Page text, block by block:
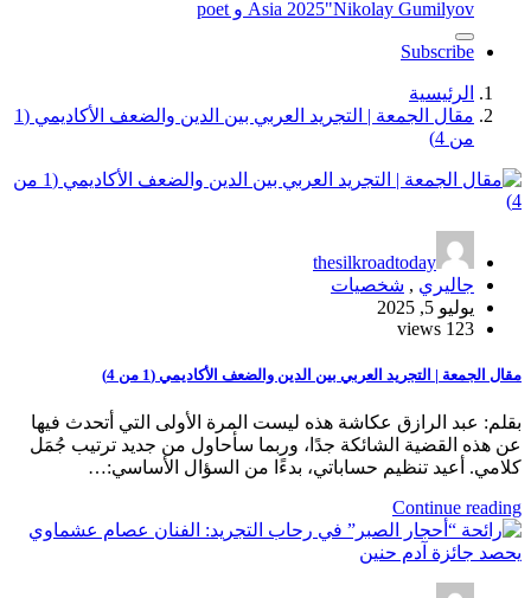
Asia 2025"Nikolay Gumilyov و poet
Subscribe
الرئيسية
مقال الجمعة | التجريد العربي بين الدين والضعف الأكاديمي (1
من 4)
thesilkroadtoday
جاليري , شخصيات
يوليو 5, 2025
123 views
مقال الجمعة | التجريد العربي بين الدين والضعف الأكاديمي (1 من 4)
بقلم: عبد الرازق عكاشة هذه ليست المرة الأولى التي أتحدث فيها
عن هذه القضية الشائكة جدًا، وربما سأحاول من جديد ترتيب جُمَل
كلامي. أعيد تنظيم حساباتي، بدءًا من السؤال الأساسي:…
Continue reading